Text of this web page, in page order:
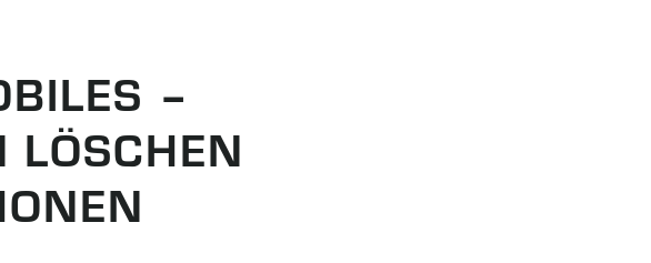
–
LÖSCHEN